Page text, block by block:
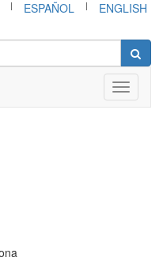
| ESPAÑOL | ENGLISH
Toggle